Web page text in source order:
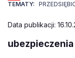
TEMATY:
Data publikacji:
ubezpieczenia